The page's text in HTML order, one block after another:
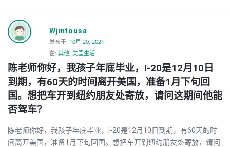
Wjmtousa
发布于: 10月 20, 2021
在: 其他, 美国生活
陈老师你好，我孩子年底毕业，I-20是12月10日
到期，有60天的时间离开美国，准备1月下旬回
国。想把车开到纽约朋友处寄放，请问这期间他能
否驾车？
陈老师你好，我孩子年底毕业，I-20是12月10日到期，有60天的时
间离开美国，准备1月下旬回国。想把车开到纽约朋友处寄放，请问